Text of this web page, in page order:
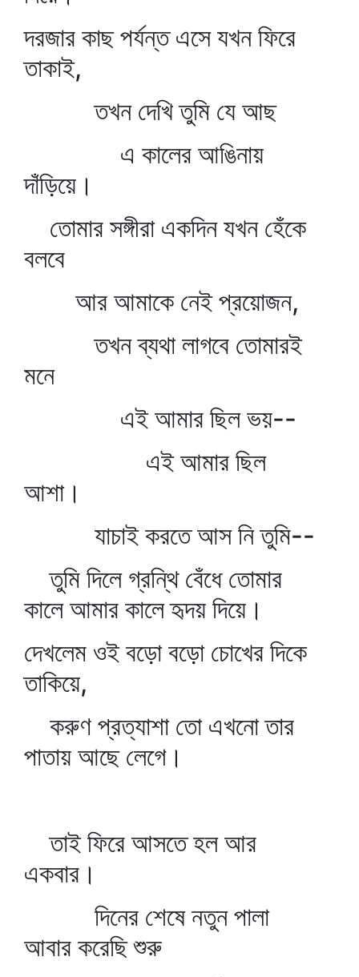
দরজার কাছ পর্যন্ত এসে যখন ফিরে
তাকাই,
তখন দেখি তুমি যে আছ
এ কালের আঙিনায়
দাঁড়িয়ে।
তোমার সঙ্গীরা একদিন যখন হেঁকে
বলবে
আর আমাকে নেই প্রয়োজন,
তখন ব্যথা লাগবে তোমারই
মনে
এই আমার ছিল ভয়--
এই আমার ছিল
আশা।
যাচাই করতে আস নি তুমি--
তুমি দিলে গ্রন্থি বেঁধে তোমার
কালে আমার কালে হৃদয় দিয়ে।
দেখলেম ওই বড়ো বড়ো চোখের দিকে
তাকিয়ে,
করুণ প্রত্যাশা তো এখনো তার
পাতায় আছে লেগে।
তাই ফিরে আসতে হল আর
একবার।
দিনের শেষে নতুন পালা
আবার করেছি শুরু